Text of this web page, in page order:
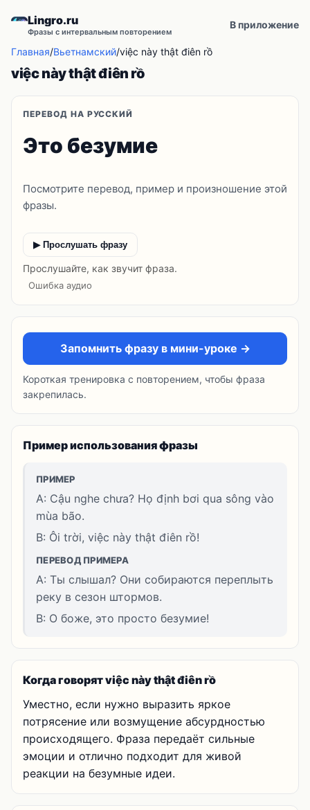
Lingro.ru
Фразы с интервальным повторением
В приложение
Главная/Вьетнамский/việc này thật điên rồ
việc này thật điên rồ
ПЕРЕВОД НА РУССКИЙ
Это безумие
Посмотрите перевод, пример и произношение этой
фразы.
▶ Прослушать фразу
Прослушайте, как звучит фраза.
Ошибка аудио
Запомнить фразу в мини-уроке →
Короткая тренировка с повторением, чтобы фраза
закрепилась.
Пример использования фразы
ПРИМЕР
A: Cậu nghe chưa? Họ định bơi qua sông vào
mùa bão.
B: Ôi trời, việc này thật điên rồ!
ПЕРЕВОД ПРИМЕРА
A: Ты слышал? Они собираются переплыть
реку в сезон штормов.
B: О боже, это просто безумие!
Когда говорят việc này thật điên rồ
Уместно, если нужно выразить яркое
потрясение или возмущение абсурдностью
происходящего. Фраза передаёт сильные
эмоции и отлично подходит для живой
реакции на безумные идеи.